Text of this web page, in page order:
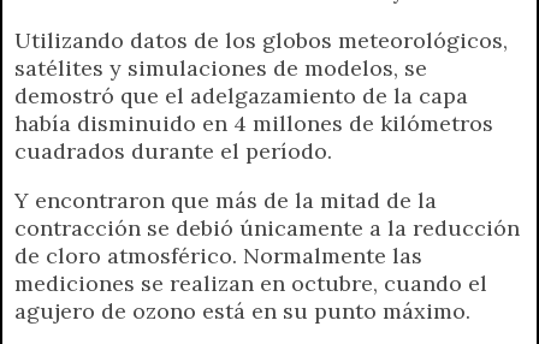
Utilizando datos de los globos meteorológicos,
satélites y simulaciones de modelos, se
demostró que el adelgazamiento de la capa
había disminuido en 4 millones de kilómetros
cuadrados durante el período.
Y encontraron que más de la mitad de la
contracción se debió únicamente a la reducción
de cloro atmosférico. Normalmente las
mediciones se realizan en octubre, cuando el
agujero de ozono está en su punto máximo.